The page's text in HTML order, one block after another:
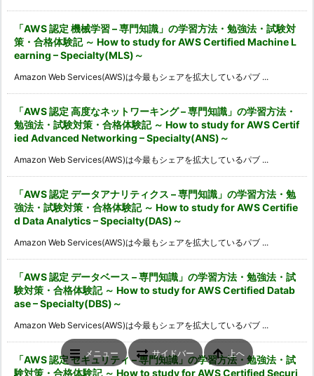
「AWS 認定 機械学習 – 専門知識」の学習方法・勉強法・試験対
策・合格体験記 ～ How to study for AWS Certified Machine L
earning – Specialty(MLS)～
Amazon Web Services(AWS)は今最もシェアを拡大しているパブ ...
「AWS 認定 高度なネットワーキング – 専門知識」の学習方法・
勉強法・試験対策・合格体験記 ～ How to study for AWS Certif
ied Advanced Networking – Specialty(ANS)～
Amazon Web Services(AWS)は今最もシェアを拡大しているパブ ...
「AWS 認定 データアナリティクス – 専門知識」の学習方法・勉
強法・試験対策・合格体験記 ～ How to study for AWS Certifie
d Data Analytics – Specialty(DAS)～
Amazon Web Services(AWS)は今最もシェアを拡大しているパブ ...
「AWS 認定 データベース – 専門知識」の学習方法・勉強法・試
験対策・合格体験記 ～ How to study for AWS Certified Datab
ase – Specialty(DBS)～
Amazon Web Services(AWS)は今最もシェアを拡大しているパブ ...
「AWS 認定 セキュリティ – 専門知識」の学習方法・勉強法・試
験対策・合格体験記 ～ How to study for AWS Certified Securi
メニュー サイドバー 上へ